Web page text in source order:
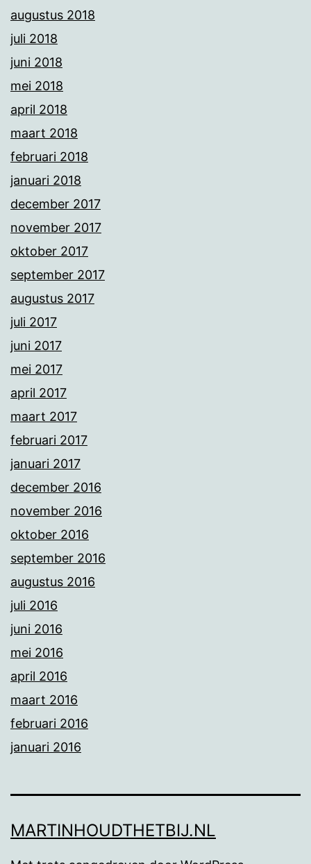
augustus 2018
juli 2018
juni 2018
mei 2018
april 2018
maart 2018
februari 2018
januari 2018
december 2017
november 2017
oktober 2017
september 2017
augustus 2017
juli 2017
juni 2017
mei 2017
april 2017
maart 2017
februari 2017
januari 2017
december 2016
november 2016
oktober 2016
september 2016
augustus 2016
juli 2016
juni 2016
mei 2016
april 2016
maart 2016
februari 2016
januari 2016
MARTINHOUDTHETBIJ.NL